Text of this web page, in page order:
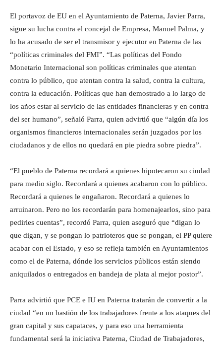
El portavoz de EU en el Ayuntamiento de Paterna, Javier Parra,
sigue su lucha contra el concejal de Empresa, Manuel Palma, y
lo ha acusado de ser el transmisor y ejecutor en Paterna de las
“políticas criminales del FMI”. “Las políticas del Fondo
Monetario Internacional son políticas criminales que atentan
contra lo público, que atentan contra la salud, contra la cultura,
contra la educación. Políticas que han demostrado a lo largo de
los años estar al servicio de las entidades financieras y en contra
del ser humano”, señaló Parra, quien advirtió que “algún día los
organismos financieros internacionales serán juzgados por los
ciudadanos y de ellos no quedará en pie piedra sobre piedra”.
“El pueblo de Paterna recordará a quienes hipotecaron su ciudad
para medio siglo. Recordará a quienes acabaron con lo público.
Recordará a quienes le engañaron. Recordará a quienes lo
arruinaron. Pero no los recordarán para homenajearlos, sino para
pedirles cuentas”, recordó Parra, quien aseguró que “digan lo
que digan, y se pongan lo patrioteros que se pongan, el PP quiere
acabar con el Estado, y eso se refleja también en Ayuntamientos
como el de Paterna, dónde los servicios públicos están siendo
aniquilados o entregados en bandeja de plata al mejor postor”.
Parra advirtió que PCE e IU en Paterna tratarán de convertir a la
ciudad “en un bastión de los trabajadores frente a los ataques del
gran capital y sus capataces, y para eso una herramienta
fundamental será la iniciativa Paterna, Ciudad de Trabajadores,